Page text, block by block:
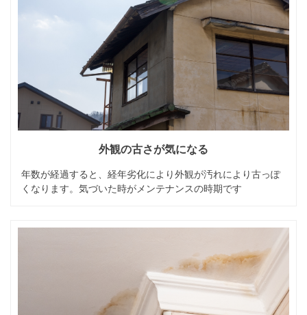
外観の古さが気になる
年数が経過すると、経年劣化により外観が汚れにより古っぽ
くなります。気づいた時がメンテナンスの時期です